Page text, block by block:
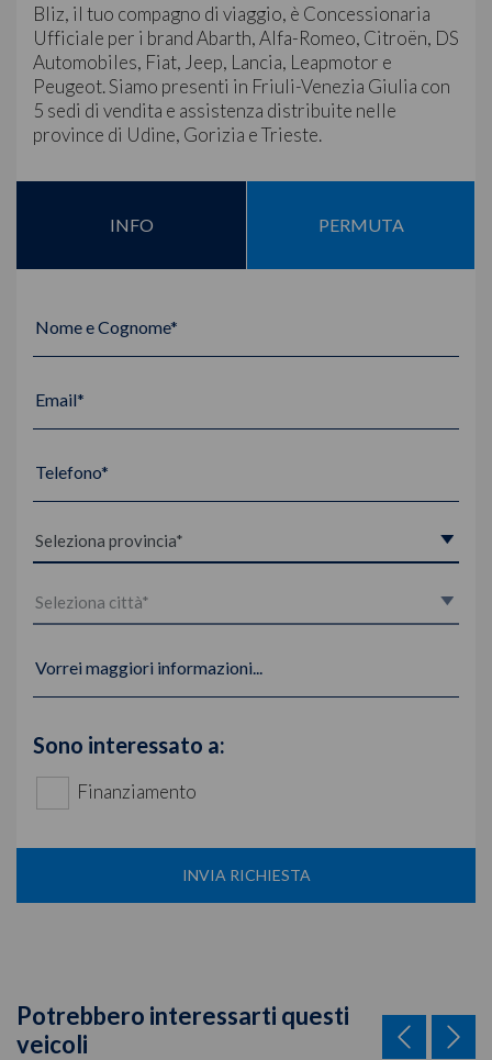
Bliz, il tuo compagno di viaggio, è Concessionaria
Ufficiale per i brand Abarth, Alfa-Romeo, Citroën, DS
Automobiles, Fiat, Jeep, Lancia, Leapmotor e
Peugeot. Siamo presenti in Friuli-Venezia Giulia con
5 sedi di vendita e assistenza distribuite nelle
province di Udine, Gorizia e Trieste.
INFO PERMUTA
Nome e Cognome*
Email*
Telefono*
Vorrei maggiori informazioni...
Sono interessato a:
Finanziamento
INVIA RICHIESTA
Potrebbero interessarti questi
veicoli